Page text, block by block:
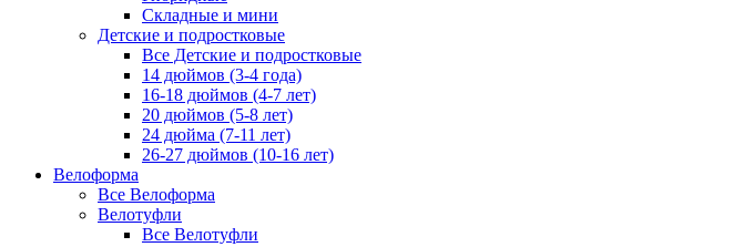
Складные и мини
Детские и подростковые
Все Детские и подростковые
14 дюймов (3-4 года)
16-18 дюймов (4-7 лет)
20 дюймов (5-8 лет)
24 дюйма (7-11 лет)
26-27 дюймов (10-16 лет)
Велоформа
Все Велоформа
Велотуфли
Все Велотуфли